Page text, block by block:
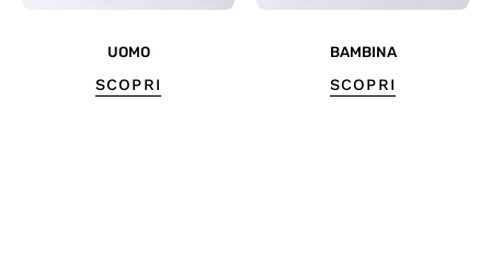
UOMO
SCOPRI
BAMBINA
SCOPRI